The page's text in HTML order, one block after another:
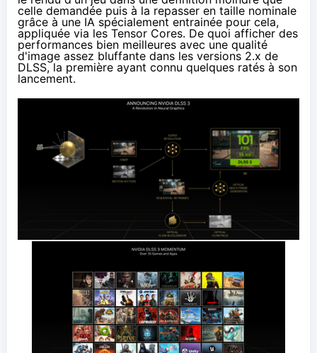
celle demandée puis à la repasser en taille nominale
grâce à une IA spécialement entrainée pour cela,
appliquée via les Tensor Cores. De quoi afficher des
performances bien meilleures avec une qualité
d'image assez bluffante dans les versions 2.x de
DLSS, la première ayant connu quelques ratés à son
lancement.